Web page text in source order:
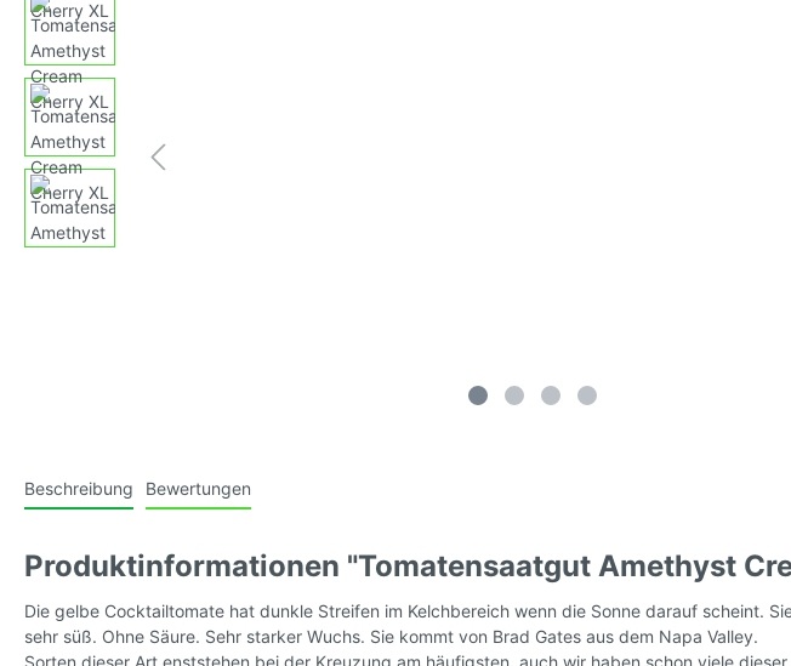
Tomatensamen, gelb,
großfruchtig
Tomatensamen, blau (Antho-
Tomaten)
Tomatensamen, violett/purple
gestreift
Sorten, Ostalgie
Fruchtgemüse
Beschreibung Bewertungen
Produktinformationen "Tomatensaatgut Amethyst
Die gelbe Cocktailtomate hat dunkle Streifen im Kelchbereich wenn die Sonne darauf scheint.
sehr süß. Ohne Säure. Sehr starker Wuchs. Sie kommt von Brad Gates aus dem Napa Valley.
Sorten dieser Art enststehen bei der Kreuzung am häufigsten, auch wir haben schon viele